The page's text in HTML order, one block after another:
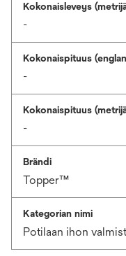
Kokonaisleveys
-
Kokonaispituus
-
Kokonaispituus
-
Brändi
Topper™
Kategorian nimi
Potilaan ihon